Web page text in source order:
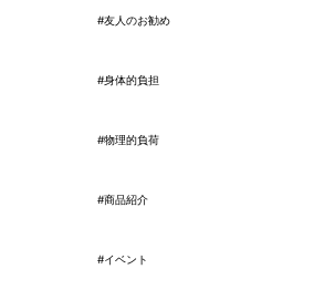
#友人のお勧め
#身体的負担
#物理的負荷
#商品紹介
#イベント